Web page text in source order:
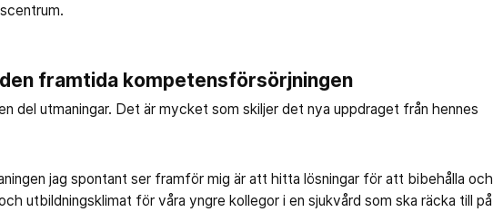
framtida kompetensförsörjningen
del utmaningar. Det är mycket som skiljer det nya uppdraget från hennes
jag spontant ser framför mig är att hitta lösningar för att bibehålla och
utbildningsklimat för våra yngre kollegor i en sjukvård som ska räcka till på